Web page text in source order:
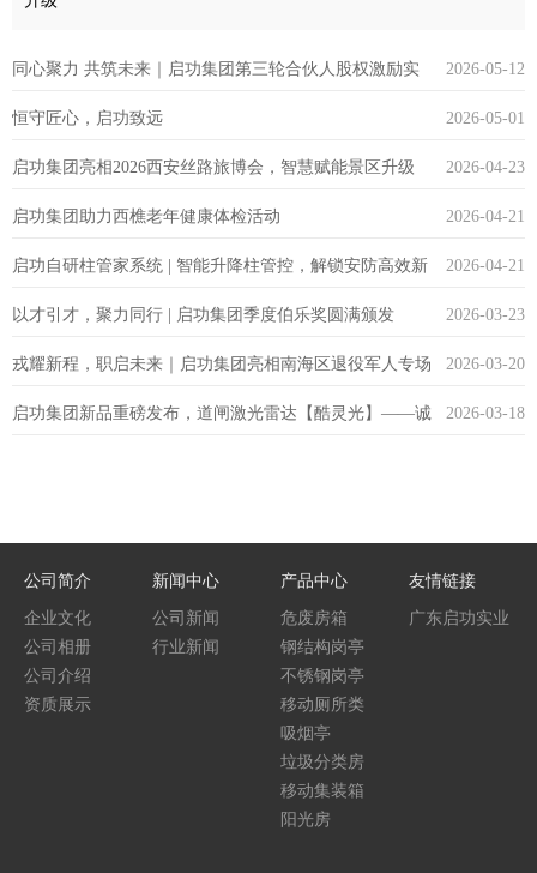
2026-05-12
同心聚力 共筑未来｜启功集团第三轮合伙人股权激励实
施大会圆满举行 2026-05-01
恒守匠心，启功致远
2026-04-23
启功集团亮相2026西安丝路旅博会，智慧赋能景区升级
2026-04-21
启功集团助力西樵老年健康体检活动
2026-04-21
启功自研柱管家系统 | 智能升降柱管控，解锁安防高效新
方式 2026-03-23
以才引才，聚力同行 | 启功集团季度伯乐奖圆满颁发
2026-03-20
戎耀新程，职启未来｜启功集团亮相南海区退役军人专场
招聘会 2026-03-18
启功集团新品重磅发布，道闸激光雷达【酷灵光】——诚
公司简介
企业文化
公司相册
公司介绍
资质展示
新闻中心
公司新闻
行业新闻
产品中心
危废房箱
钢结构岗亭
不锈钢岗亭
移动厕所类
吸烟亭
垃圾分类房
移动集装箱
阳光房
友情链接
广东启功实业